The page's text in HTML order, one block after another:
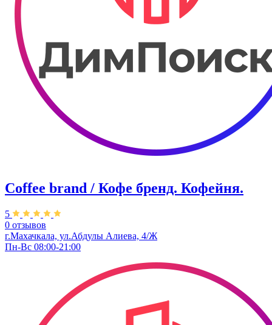
Coffee brand / Кофе бренд. Кофейня.
5
0 отзывов
г.Махачкала, ​ул.Абдулы Алиева, 4/Ж
Пн-Вс 08:00-21:00